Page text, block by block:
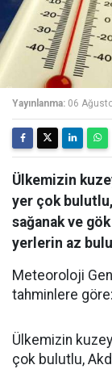
Yayınlanma: 06
Ülkemizin
yer çok
sağanak ve
yerlerin az
Meteoroloji
tahminlere göre:
Ülkemizin
çok bulutlu,